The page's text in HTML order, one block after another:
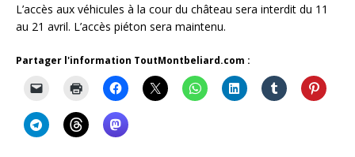
L’accès aux véhicules à la cour du château sera interdit du 11
au 21 avril. L’accès piéton sera maintenu.
Partager l'information ToutMontbeliard.com :